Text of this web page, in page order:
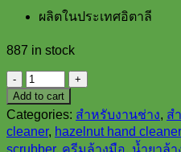
ผลิตในประเทศอิตาลี
887 in stock
น้ำยา
ล้าง
มือ
Nettuno
Add to cart
Categories: สำหรับงานช่าง, ส
cleaner, hazelnut hand cleaner
scrubber, ครีมล้างมือ, น้ำยาล้า